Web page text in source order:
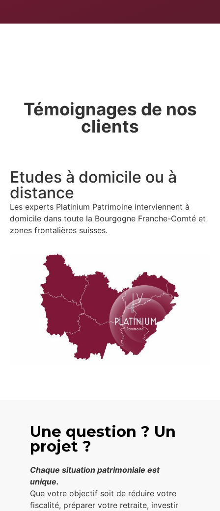
Témoignages de nos
clients
Etudes à domicile ou à
distance
Les experts Platinium Patrimoine interviennent à
domicile dans toute la Bourgogne Franche-Comté et
zones frontalières suisses.
Une question ? Un
projet ?
Chaque situation patrimoniale est
unique.
Que votre objectif soit de réduire votre
fiscalité, préparer votre retraite, investir